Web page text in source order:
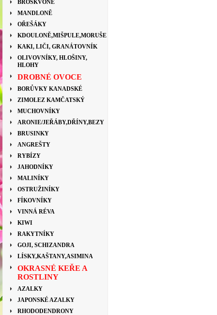
BROSKVONĚ
MANDLONĚ
OŘEŠÁKY
KDOULONĚ,MIŠPULE,MORUŠE
KAKI, LIČI, GRANÁTOVNÍK
OLIVOVNÍKY, HLOŠINY,
HLOHY
DROBNÉ OVOCE
BORŮVKY KANADSKÉ
ZIMOLEZ KAMČATSKÝ
MUCHOVNÍKY
ARONIE/JEŘÁBY,DŘÍNY,BEZY
BRUSINKY
ANGREŠTY
RYBÍZY
JAHODNÍKY
MALINÍKY
OSTRUŽINÍKY
FÍKOVNÍKY
VINNÁ RÉVA
KIWI
RAKYTNÍKY
GOJI, SCHIZANDRA
LÍSKY,KAŠTANY,ASIMINA
OKRASNÉ KEŘE A
ROSTLINY
AZALKY
JAPONSKÉ AZALKY
RHODODENDRONY